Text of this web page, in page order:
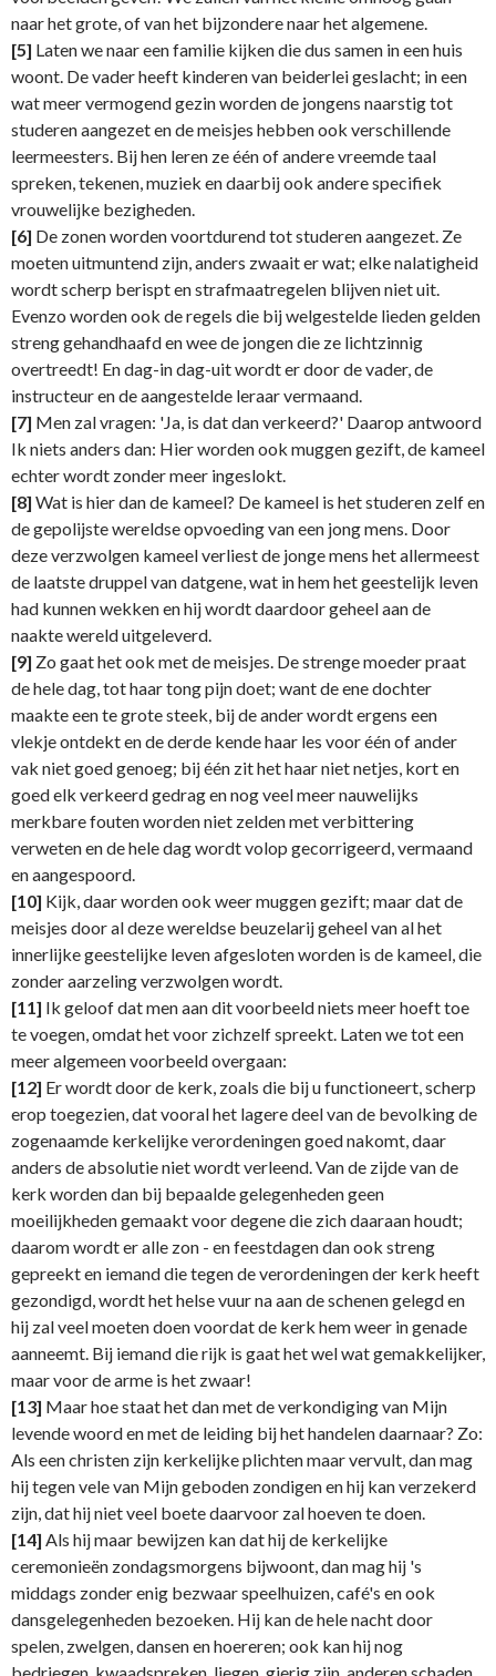
naar het grote, of van het bijzondere naar het algemene.
[5] Laten we naar een familie kijken die dus samen in een huis
woont. De vader heeft kinderen van beiderlei geslacht; in een
wat meer vermogend gezin worden de jongens naarstig tot
studeren aangezet en de meisjes hebben ook verschillende
leermeesters. Bij hen leren ze één of andere vreemde taal
spreken, tekenen, muziek en daarbij ook andere specifiek
vrouwelijke bezigheden.
[6] De zonen worden voortdurend tot studeren aangezet. Ze
moeten uitmuntend zijn, anders zwaait er wat; elke nalatigheid
wordt scherp berispt en strafmaatregelen blijven niet uit.
Evenzo worden ook de regels die bij welgestelde lieden gelden
streng gehandhaafd en wee de jongen die ze lichtzinnig
overtreedt! En dag-in dag-uit wordt er door de vader, de
instructeur en de aangestelde leraar vermaand.
[7] Men zal vragen: 'Ja, is dat dan verkeerd?' Daarop antwoord
Ik niets anders dan: Hier worden ook muggen gezift, de kameel
echter wordt zonder meer ingeslokt.
[8] Wat is hier dan de kameel? De kameel is het studeren zelf en
de gepolijste wereldse opvoeding van een jong mens. Door
deze verzwolgen kameel verliest de jonge mens het allermeest
de laatste druppel van datgene, wat in hem het geestelijk leven
had kunnen wekken en hij wordt daardoor geheel aan de
naakte wereld uitgeleverd.
[9] Zo gaat het ook met de meisjes. De strenge moeder praat
de hele dag, tot haar tong pijn doet; want de ene dochter
maakte een te grote steek, bij de ander wordt ergens een
vlekje ontdekt en de derde kende haar les voor één of ander
vak niet goed genoeg; bij één zit het haar niet netjes, kort en
goed elk verkeerd gedrag en nog veel meer nauwelijks
merkbare fouten worden niet zelden met verbittering
verweten en de hele dag wordt volop gecorrigeerd, vermaand
en aangespoord.
[10] Kijk, daar worden ook weer muggen gezift; maar dat de
meisjes door al deze wereldse beuzelarij geheel van al het
innerlijke geestelijke leven afgesloten worden is de kameel, die
zonder aarzeling verzwolgen wordt.
[11] Ik geloof dat men aan dit voorbeeld niets meer hoeft toe
te voegen, omdat het voor zichzelf spreekt. Laten we tot een
meer algemeen voorbeeld overgaan:
[12] Er wordt door de kerk, zoals die bij u functioneert, scherp
erop toegezien, dat vooral het lagere deel van de bevolking de
zogenaamde kerkelijke verordeningen goed nakomt, daar
anders de absolutie niet wordt verleend. Van de zijde van de
kerk worden dan bij bepaalde gelegenheden geen
moeilijkheden gemaakt voor degene die zich daaraan houdt;
daarom wordt er alle zon - en feestdagen dan ook streng
gepreekt en iemand die tegen de verordeningen der kerk heeft
gezondigd, wordt het helse vuur na aan de schenen gelegd en
hij zal veel moeten doen voordat de kerk hem weer in genade
aanneemt. Bij iemand die rijk is gaat het wel wat gemakkelijker,
maar voor de arme is het zwaar!
[13] Maar hoe staat het dan met de verkondiging van Mijn
levende woord en met de leiding bij het handelen daarnaar? Zo:
Als een christen zijn kerkelijke plichten maar vervult, dan mag
hij tegen vele van Mijn geboden zondigen en hij kan verzekerd
zijn, dat hij niet veel boete daarvoor zal hoeven te doen.
[14] Als hij maar bewijzen kan dat hij de kerkelijke
ceremonieën zondagsmorgens bijwoont, dan mag hij 's
middags zonder enig bezwaar speelhuizen, café's en ook
dansgelegenheden bezoeken. Hij kan de hele nacht door
spelen, zwelgen, dansen en hoereren; ook kan hij nog